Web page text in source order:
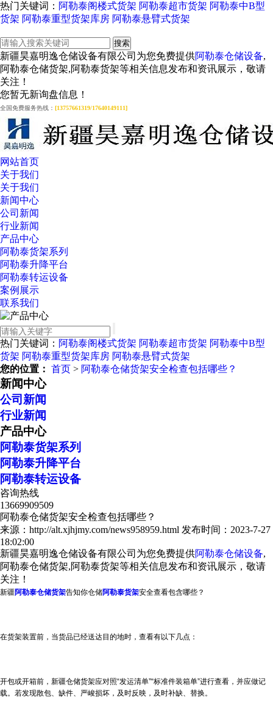
热门关键词： 阿勒泰阁楼式货架 阿勒泰超市货架 阿勒泰中B型
货架 阿勒泰重型货架库房 阿勒泰悬臂式货架
新疆昊嘉明逸仓储设备有限公司为您免费提供阿勒泰仓储设备,
阿勒泰仓储货架,阿勒泰货架等相关信息发布和资讯展示，敬请
关注！
您暂无新询盘信息！
全国免费服务热线： [13757661319/17640149111]
网站首页
关于我们
关于我们
新闻中心
公司新闻
行业新闻
产品中心
阿勒泰货架系列
阿勒泰升降平台
阿勒泰转运设备
案例展示
联系我们
热门关键词： 阿勒泰阁楼式货架 阿勒泰超市货架 阿勒泰中B型
货架 阿勒泰重型货架库房 阿勒泰悬臂式货架
您的位置： 首页 > 阿勒泰仓储货架安全检查包括哪些？
新闻中心
公司新闻
行业新闻
产品中心
阿勒泰货架系列
阿勒泰升降平台
阿勒泰转运设备
咨询热线
13669909509
阿勒泰仓储货架安全检查包括哪些？
来源：http://alt.xjhjmy.com/news958959.html 发布时间：2023-7-27
18:02:00
新疆昊嘉明逸仓储设备有限公司为您免费提供阿勒泰仓储设备,
阿勒泰仓储货架,阿勒泰货架等相关信息发布和资讯展示，敬请
关注！
新疆 阿勒泰仓储货架告知你仓储阿勒泰货架安全查看包含哪些？
在货架装置前，当货品已经送达目的地时，查看有以下几点：
开包或开箱前， 新疆仓储货架应对照“发运清单”“标准件装箱单”进行查看，并应做记
载。若发现散包、缺件、严峻损坏，及时反映，及时补缺、替换。